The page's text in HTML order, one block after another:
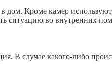
дом. Кроме камер
ситуацию во внутренних
В случае какого-либо